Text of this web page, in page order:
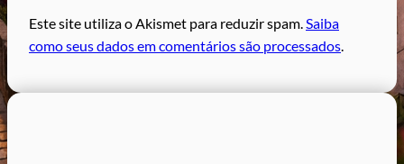
Este site utiliza o Akismet para reduzir spam. Saiba
como seus dados em comentários são processados